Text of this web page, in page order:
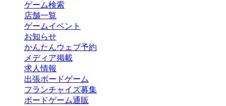
ゲーム検索
店舗一覧
ゲームイベント
お知らせ
かんたんウェブ予約
メディア掲載
求人情報
出張ボードゲーム
フランチャイズ募集
ボードゲーム通販